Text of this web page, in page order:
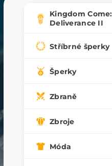
Kingdom Come:
Deliverance II
Stříbrné šperky
Šperky
Zbraně
Zbroje
Móda